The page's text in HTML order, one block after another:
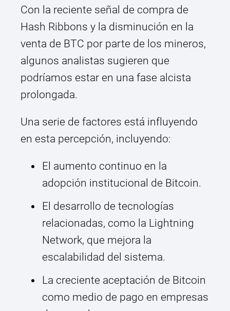
Con la reciente señal de compra de
Hash Ribbons y la disminución en la
venta de BTC por parte de los mineros,
algunos analistas sugieren que
podríamos estar en una fase alcista
prolongada.
Una serie de factores está influyendo
en esta percepción, incluyendo:
El aumento continuo en la
adopción institucional de Bitcoin.
El desarrollo de tecnologías
relacionadas, como la Lightning
Network, que mejora la
escalabilidad del sistema.
La creciente aceptación de Bitcoin
como medio de pago en empresas